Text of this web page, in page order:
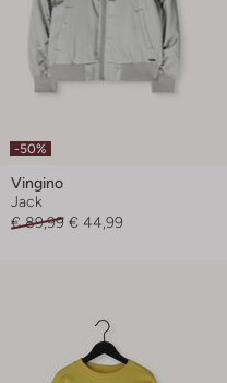
-50%
Vingino
Jack
€ 89,99 € 44,99